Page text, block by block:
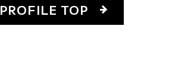
PROFILE TOP